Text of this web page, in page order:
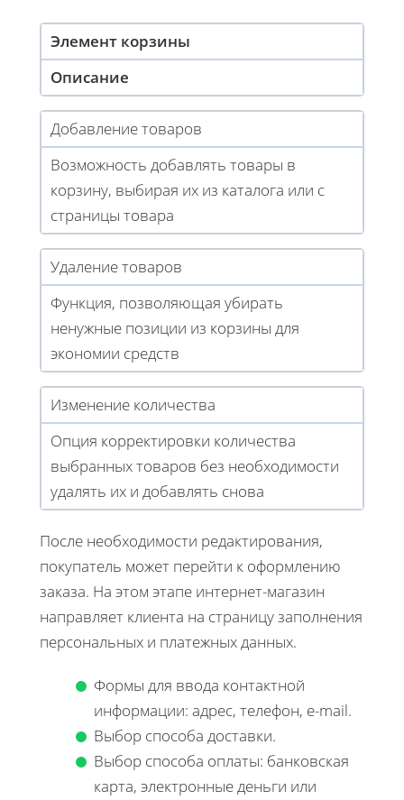
Элемент корзины
Описание
Добавление товаров
Возможность добавлять товары в
корзину, выбирая их из каталога или с
страницы товара
Удаление товаров
Функция, позволяющая убирать
ненужные позиции из корзины для
экономии средств
Изменение количества
Опция корректировки количества
выбранных товаров без необходимости
удалять их и добавлять снова
После необходимости редактирования,
покупатель может перейти к оформлению
заказа. На этом этапе интернет-магазин
направляет клиента на страницу заполнения
персональных и платежных данных.
Формы для ввода контактной
информации: адрес, телефон, e-mail.
Выбор способа доставки.
Выбор способа оплаты: банковская
карта, электронные деньги или